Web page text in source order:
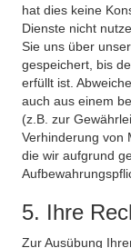
hat dies keine
Dienste nicht
Sie uns über
gespeichert, bis
erfüllt ist.
auch aus einem
(z.B. zur
Verhinderung von
die wir aufgrund
5. Ihre
Zur Ausübung